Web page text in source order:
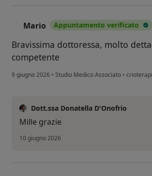
Mario Appuntamento verificato
Bravissima dottoressa, molto
competente
9 giugno 2026 • Studio Medico Associato •
Dott.ssa Donatella D'Onofrio
Mille grazie
10 giugno 2026